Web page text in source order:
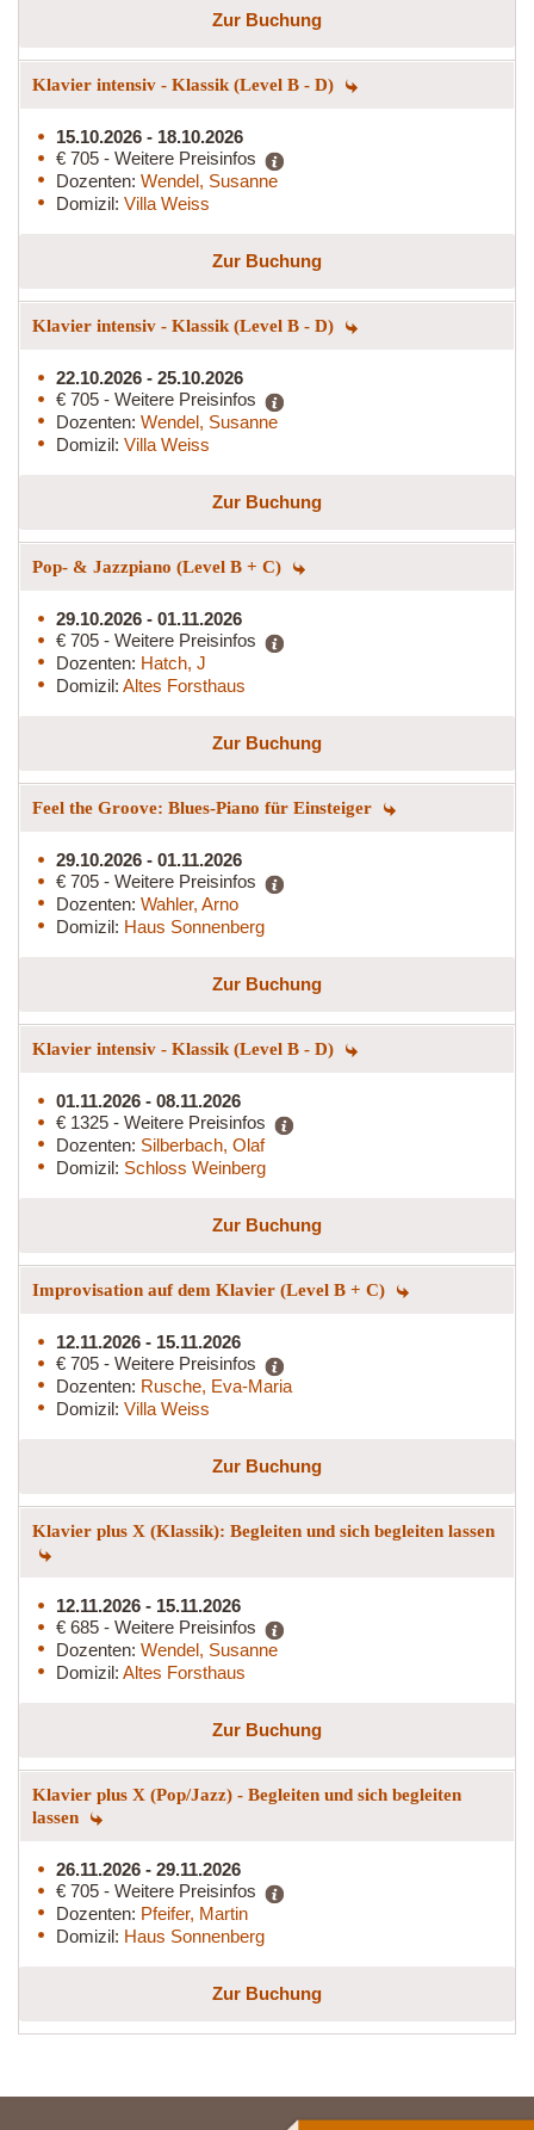
Zur Buchung
Klavier intensiv - Klassik (Level B - D)
15.10.2026 - 18.10.2026
€ 705 - Weitere Preisinfos
Dozenten: Wendel, Susanne
Domizil: Villa Weiss
Zur Buchung
Klavier intensiv - Klassik (Level B - D)
22.10.2026 - 25.10.2026
€ 705 - Weitere Preisinfos
Dozenten: Wendel, Susanne
Domizil: Villa Weiss
Zur Buchung
Pop- & Jazzpiano (Level B + C)
29.10.2026 - 01.11.2026
€ 705 - Weitere Preisinfos
Dozenten: Hatch, J
Domizil: Altes Forsthaus
Zur Buchung
Feel the Groove: Blues-Piano für Einsteiger
29.10.2026 - 01.11.2026
€ 705 - Weitere Preisinfos
Dozenten: Wahler, Arno
Domizil: Haus Sonnenberg
Zur Buchung
Klavier intensiv - Klassik (Level B - D)
01.11.2026 - 08.11.2026
€ 1325 - Weitere Preisinfos
Dozenten: Silberbach, Olaf
Domizil: Schloss Weinberg
Zur Buchung
Improvisation auf dem Klavier (Level B + C)
12.11.2026 - 15.11.2026
€ 705 - Weitere Preisinfos
Dozenten: Rusche, Eva-Maria
Domizil: Villa Weiss
Zur Buchung
Klavier plus X (Klassik): Begleiten und sich begleiten lassen
12.11.2026 - 15.11.2026
€ 685 - Weitere Preisinfos
Dozenten: Wendel, Susanne
Domizil: Altes Forsthaus
Zur Buchung
Klavier plus X (Pop/Jazz) - Begleiten und sich begleiten
lassen
26.11.2026 - 29.11.2026
€ 705 - Weitere Preisinfos
Dozenten: Pfeifer, Martin
Domizil: Haus Sonnenberg
Zur Buchung